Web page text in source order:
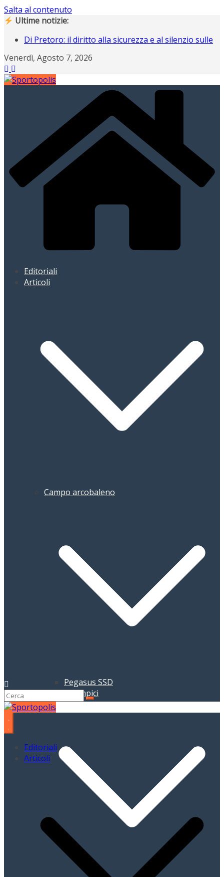
Salta al contenuto
Ultime notizie:
Di Pretoro: il diritto alla sicurezza e al silenzio sulle
Operazione Nostalgia, Gianluigi Buffon scende in
campo ad Ancona
Operazione Nostalgia svela i protagonisti del
Campiani italiani 3D di Schilpario: assegnati i
tricolori individuali e a squadre
Gli italiani al Tour: CLASSIFICA FINALE, a Davide
Piganzoli la maglia gialla “italiana”
Venerdì, Agosto 7, 2026
Editoriali
Articoli
Campo arcobaleno
Pegasus SSD
Giochi Olimpici
Editoriali
Articoli